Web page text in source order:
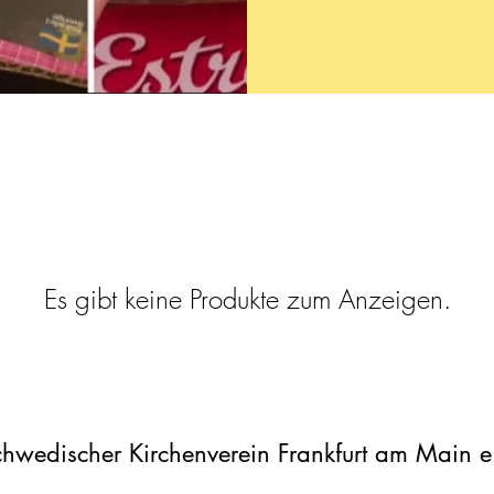
Es gibt keine Produkte zum Anzeigen.
Kirchenverein Frankfurt am Main